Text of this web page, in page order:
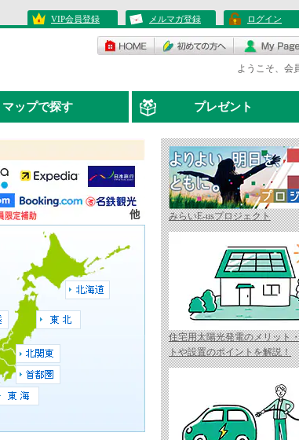
VIP会員登録 メルマガ登録 ログイン
ようこそ、会
マップで探す プレゼント
みらいE-usプロジェクト
住宅用太陽光発電のメリット
トや設置のポイントを解説！